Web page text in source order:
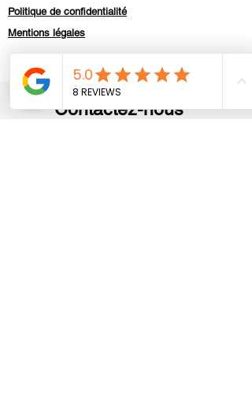
Politique de confidentialité
Mentions légales
Contactez-nous